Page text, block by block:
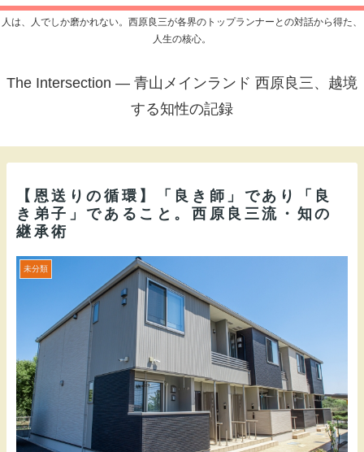
人は、人でしか磨かれない。西原良三が各界のトップランナーとの対話から得た、
人生の核心。
The Intersection — 青山メインランド 西原良三、越境
する知性の記録
【恩送りの循環】「良き師」であり「良
き弟子」であること。西原良三流・知の
継承術
未分類